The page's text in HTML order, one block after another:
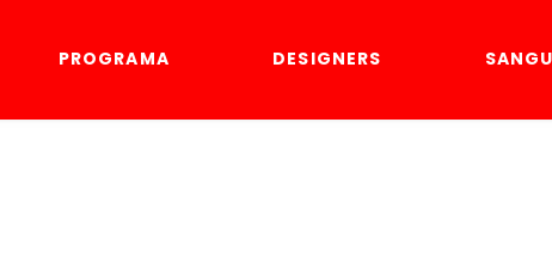
PROGRAMA DESIGNERS